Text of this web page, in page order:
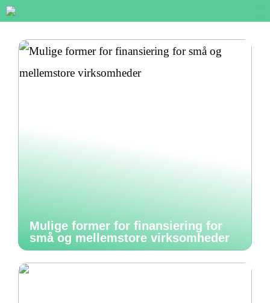
Mulige former for finansiering for
små og mellemstore virksomheder